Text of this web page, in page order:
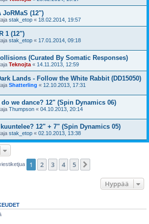
JoRMaS (12")
stak_etop « 18.02.2014, 19:57
1 (12")
stak_etop « 17.01.2014, 09:18
(Curated By Somatic Responses)
Teknojta « 14.11.2013, 12:59
Lands - Follow the White Rabbit (DD15050)
Shatterling « 12.10.2013, 17:31
we dance? 12" (Spin Dynamics 06)
Thumpson « 04.10.2013, 20:14
12" + 7" (Spin Dynamics 05)
stak_etop « 02.10.2013, 13:38
1 2 3 4 5
Hyppää